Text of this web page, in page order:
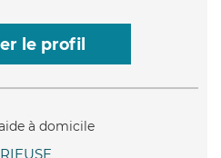
le profil